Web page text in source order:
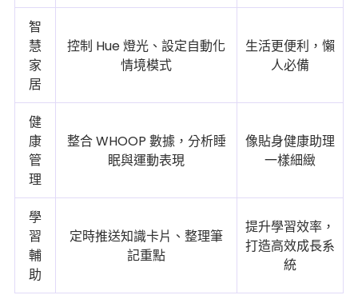
智
慧
家
居
控制 Hue 燈光、設定自動化
情境模式
生活更便利，懶
人必備
健
康
管
理
整合 WHOOP 數據，分析睡
眠與運動表現
像貼身健康助理
一樣細緻
學
習
輔
助
定時推送知識卡片、整理筆
記重點
提升學習效率，
打造高效成長系
統